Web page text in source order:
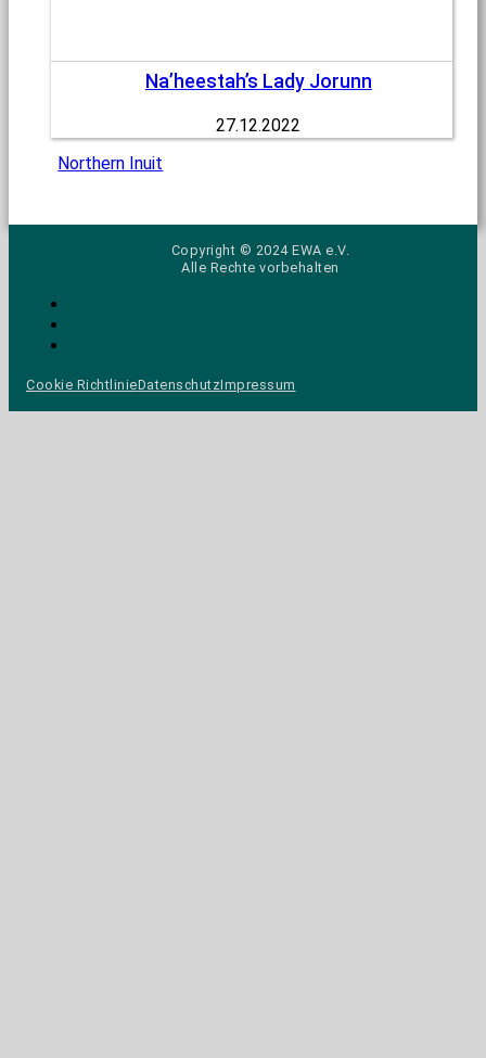
Na’heestah’s Lady Jorunn
27.12.2022
Northern Inuit
Copyright © 2024 EWA e.V.
Alle Rechte vorbehalten
Cookie RichtlinieDatenschutzImpressum